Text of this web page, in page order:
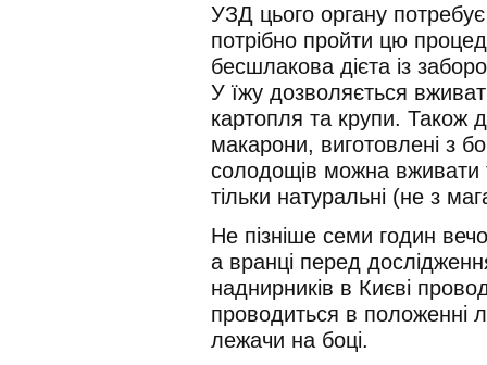
УЗД цього органу потребує
потрібно пройти цю
бесшлакова дієта із
У їжу дозволяється
картопля та крупи. Також
макарони, виготовлені з
солодощів можна вживати
тільки натуральні (не з
Не пізніше семи годин
а вранці перед
наднирників в Києві
проводиться в положенні
лежачи на боці.